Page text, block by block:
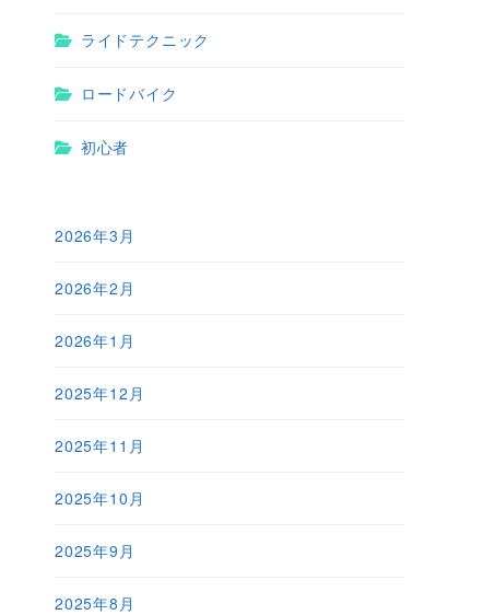
ライドテクニック
ロードバイク
初心者
2026年3月
2026年2月
2026年1月
2025年12月
2025年11月
2025年10月
2025年9月
2025年8月